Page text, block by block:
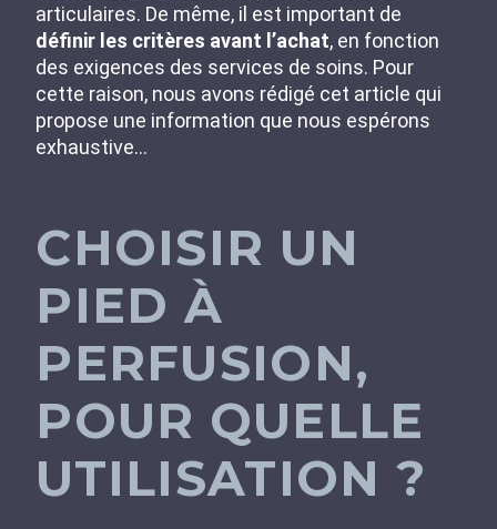
articulaires. De même, il est important de
définir les critères avant l’achat, en fonction
des exigences des services de soins. Pour
cette raison, nous avons rédigé cet article qui
propose une information que nous espérons
exhaustive…
CHOISIR UN
PIED À
PERFUSION,
POUR QUELLE
UTILISATION ?